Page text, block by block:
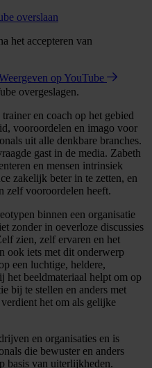
overslaan
het accepteren van
op YouTube
overgeslagen.
en coach op het gebied
vooroordelen en imago voor
uit alle denkbare branches.
gast in de media. Zabeth
en mensen intrinsiek
zakelijk beter in te zetten, en
zelf vooroordelen heeft.
binnen een organisatie
zonder in oeverloze discussies
zien, zelf ervaren en het
ook iets met dit onderwerp
een luchtige, heldere,
het beeldmateriaal helpt om op
bij te stellen en anders met
het om als gelijke
en organisaties en is
die bewuster en anders
basis van uiterlijkheden.